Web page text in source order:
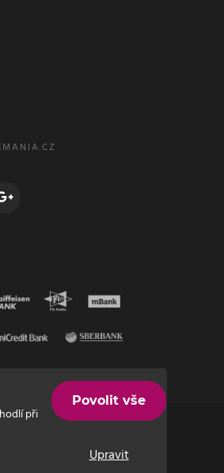
při
Povolit vše
Upravit